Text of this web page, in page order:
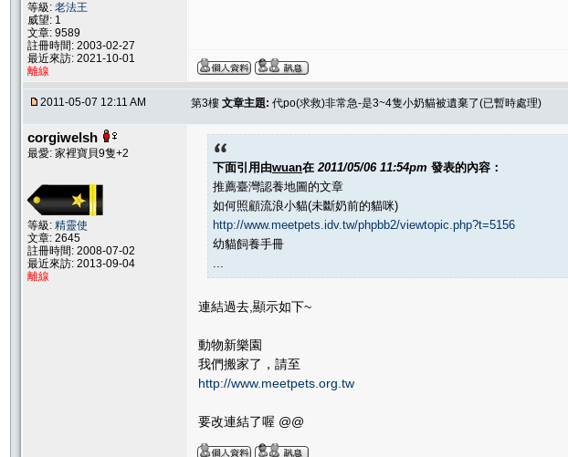
等級: 老法王
威望: 1
文章: 9589
註冊時間: 2003-02-27
最近來訪: 2021-10-01
離線
2011-05-07 12:11 AM 第3樓 文章主題: 代po(求救)非常急-是3~4隻小奶貓被遺棄了(已暫時處理)
corgiwelsh
最愛: 家裡寶貝9隻+2
等級: 精靈使
文章: 2645
註冊時間: 2008-07-02
最近來訪: 2013-09-04
離線
下面引用由wuan在 2011/05/06 11:54pm 發表的內容：
推薦臺灣認養地圖的文章
如何照顧流浪小貓(未斷奶前的貓咪)
http://www.meetpets.idv.tw/phpbb2/viewtopic.php?t=5156
幼貓飼養手冊
連結過去,顯示如下~
動物新樂園
我們搬家了，請至
http://www.meetpets.org.tw
要改連結了喔 @@